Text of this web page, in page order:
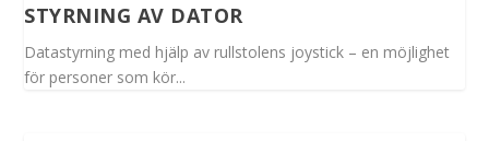
STYRNING AV DATOR
Datastyrning med hjälp av rullstolens joystick – en möjlighet
för personer som kör...